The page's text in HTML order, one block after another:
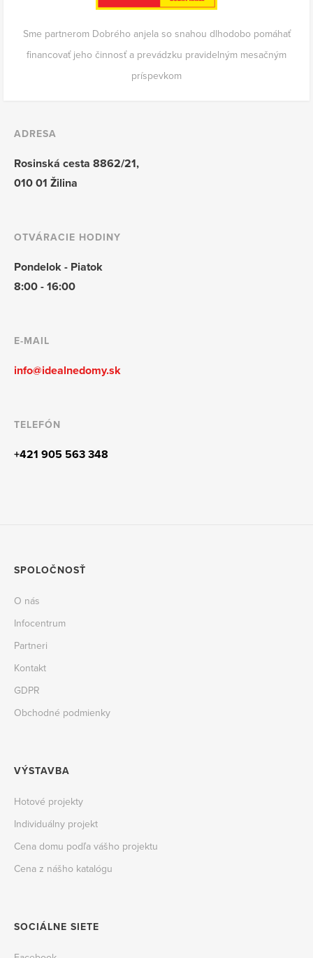
Sme partnerom Dobrého anjela so snahou dlhodobo pomáhať
financovať jeho činnosť a prevádzku pravidelným mesačným
príspevkom
ADRESA
Rosinská cesta 8862/21,
010 01 Žilina
OTVÁRACIE HODINY
Pondelok - Piatok
8:00 - 16:00
E-MAIL
info@idealnedomy.sk
TELEFÓN
+421 905 563 348
SPOLOČNOSŤ
O nás
Infocentrum
Partneri
Kontakt
GDPR
Obchodné podmienky
VÝSTAVBA
Hotové projekty
Individuálny projekt
Cena domu podľa vášho projektu
Cena z nášho katalógu
SOCIÁLNE SIETE